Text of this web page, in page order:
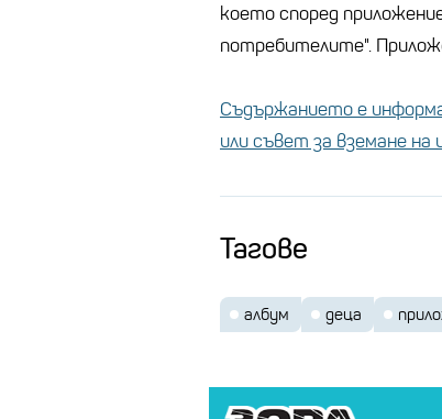
което според
потребителите".
Съдържанието е
или съвет за вземане
Тагове
албум деца